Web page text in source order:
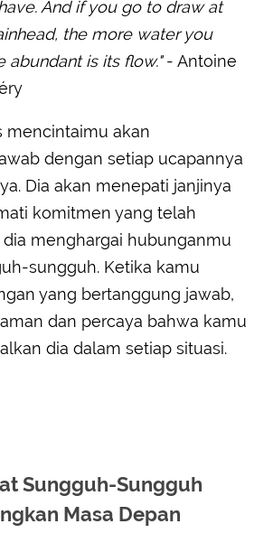
And if you go to draw at
the more water you
abundant is its flow."- Antoine
mencintaimu akan
dengan setiap ucapannya
Dia akan menepati janjinya
komitmen yang telah
menghargai hubunganmu
sungguh. Ketika kamu
yang bertanggung jawab,
dan percaya bahwa kamu
dia dalam setiap situasi.
Sungguh-Sungguh
Masa Depan